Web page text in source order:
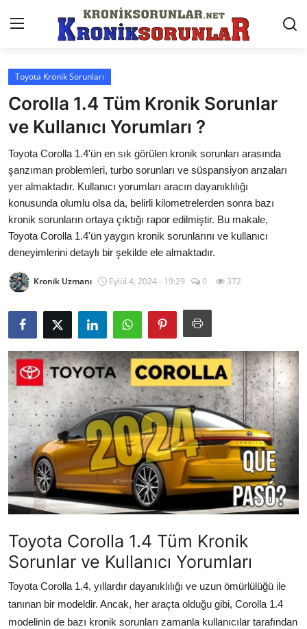
Anasayfa
Markalar
İletişim
Trafik & Cezalar
Sigorta & Kasko
Vergi & ÖTV & MTV
Muayene & Ruhsat
İkinci El & Alım-Satım
Bakım & Arıza Çözümleri
Elektrikli & Hibrit
Kiralama & Filo
Sürüş & Güvenlik
Lastik & Jant
Yağlar & Sıvılar
LPG & Yakıt
Elektrik & Akü
Klima & Konfor
Toyota Kronik Sorunları
Corolla 1.4 Tüm Kronik Sorunlar
ve Kullanıcı Yorumları ?
Toyota Corolla 1.4'ün en sık görülen kronik sorunları arasında
şanzıman problemleri, turbo sorunları ve süspansiyon arızaları
yer almaktadır. Kullanıcı yorumları aracın dayanıklılığı
konusunda olumlu olsa da, belirli kilometrelerden sonra bazı
kronik sorunların ortaya çıktığı rapor edilmiştir. Bu makale,
Toyota Corolla 1.4'ün yaygın kronik sorunlarını ve kullanıcı
deneyimlerini detaylı bir şekilde ele almaktadır.
Kronik Uzmanı Eylül 4, 2024 - 19:29 0 372
Toyota Corolla 1.4 Tüm Kronik
Sorunlar ve Kullanıcı Yorumları
Toyota Corolla 1.4, yıllardır dayanıklılığı ve uzun ömürlülüğü ile
tanınan bir modeldir. Ancak, her araçta olduğu gibi, Corolla 1.4
modelinin de bazı kronik sorunları zamanla kullanıcılar tarafından